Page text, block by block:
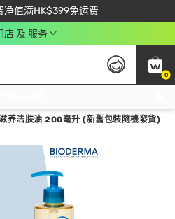
净值满HK$399免运费
钱会员尽享独家优惠
输入 NEWAPP 即减$50
店 及 服务
0
养洁肤油 200毫升 (新舊包裝隨機發貨)